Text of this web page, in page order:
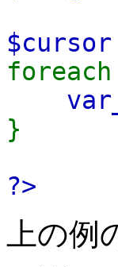
$cursor
}
?>
上の